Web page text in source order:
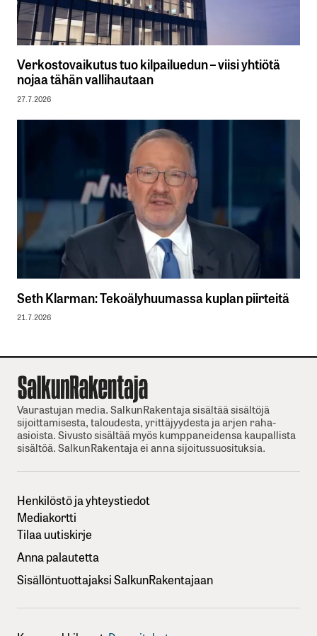
Verkostovaikutus tuo kilpailuedun – viisi yhtiötä
nojaa tähän vallihautaan
27.7.2026
Seth Klarman: Tekoälyhuumassa kuplan piirteitä
21.7.2026
Vaurastujan media. SalkunRakentaja sisältää sisältöjä
sijoittamisesta, taloudesta, yrittäjyydesta ja arjen raha-
asioista. Sivusto sisältää myös kumppaneidensa kaupallista
sisältöä. SalkunRakentaja ei anna sijoitussuosituksia.
Henkilöstö ja yhteystiedot
Mediakortti
Tilaa uutiskirje
Anna palautetta
Sisällöntuottajaksi SalkunRakentajaan